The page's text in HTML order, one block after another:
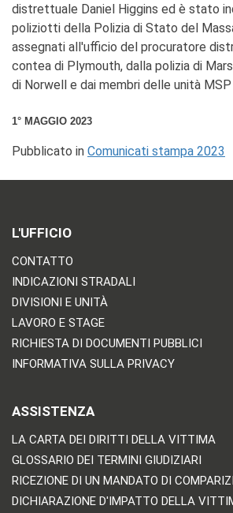
distrettuale Daniel Higgins ed è stato
poliziotti della Polizia di Stato del
assegnati all'ufficio del procuratore
contea di Plymouth, dalla polizia di
di Norwell e dai membri delle unità MSP
1° MAGGIO 2023
Pubblicato in Comunicati stampa 2023
L'UFFICIO
CONTATTO
INDICAZIONI STRADALI
DIVISIONI E UNITÀ
LAVORO E STAGE
RICHIESTA DI DOCUMENTI PUBBLICI
INFORMATIVA SULLA PRIVACY
ASSISTENZA
LA CARTA DEI DIRITTI DELLA VITTIMA
GLOSSARIO DEI TERMINI GIUDIZIARI
RICEZIONE DI UN MANDATO DI
DICHIARAZIONE D'IMPATTO DELLA